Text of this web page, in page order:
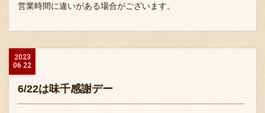
営業時間に違いがある場合がございます。
2023
06.22
6/22は味千感謝デー